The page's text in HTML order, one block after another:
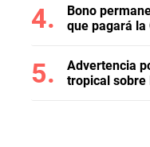
Bono
que pagará la
Advertencia
tropical sobre